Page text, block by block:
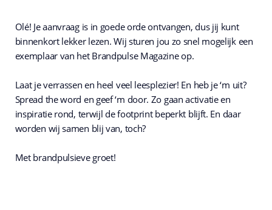
Olé! Je aanvraag is in goede orde ontvangen, dus jij kunt
binnenkort lekker lezen. Wij sturen jou zo snel mogelijk een
exemplaar van het Brandpulse Magazine op.
Laat je verrassen en heel veel leesplezier! En heb je ‘m uit?
Spread the word en geef ‘m door. Zo gaan activatie en
inspiratie rond, terwijl de footprint beperkt blijft. En daar
worden wij samen blij van, toch?
Met brandpulsieve groet!